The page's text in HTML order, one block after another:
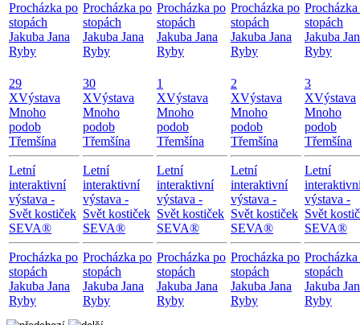
Procházka po
stopách
Jakuba Jana
Ryby
Procházka po
stopách
Jakuba Jana
Ryby
Procházka po
stopách
Jakuba Jana
Ryby
Procházka po
stopách
Jakuba Jana
Ryby
stopách
Jakuba
Ryby
29
XVýstava
Mnoho
podob
Třemšína
Letní
interaktivní
výstava -
Svět kostiček
SEVA®
Procházka po
stopách
Jakuba Jana
Ryby
30
XVýstava
Mnoho
podob
Třemšína
Letní
interaktivní
výstava -
Svět kostiček
SEVA®
Procházka po
stopách
Jakuba Jana
Ryby
1
XVýstava
Mnoho
podob
Třemšína
Letní
interaktivní
výstava -
Svět kostiček
SEVA®
Procházka po
stopách
Jakuba Jana
Ryby
2
XVýstava
Mnoho
podob
Třemšína
Letní
interaktivní
výstava -
Svět kostiček
SEVA®
Procházka po
stopách
Jakuba Jana
Ryby
3
XVýstava
Mnoho
podob
Třemšína
Letní
výstava -
Svět
SEVA®
stopách
Jakuba
Ryby